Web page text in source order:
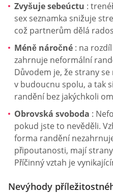
Zvyšuje sebeúctu :
sex seznamka snižuje
což partnerům dělá
Méně náročné : na
zahrnuje neformální
Důvodem je, že strany
v budoucnu spolu, a tak
randění bez jakýchkoli
Obrovská svoboda :
pokud jste to nevěděli.
forma randění
připoutanosti, mají
Příčinný vztah je
Nevýhody